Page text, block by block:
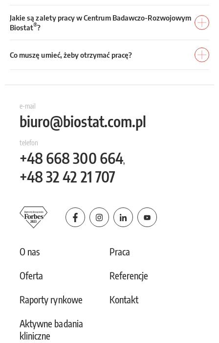
Jakie są zalety pracy w Centrum Badawczo-Rozwojowym
Biostat®?
Co muszę umieć, żeby otrzymać pracę?
e-mail
biuro@biostat.com.pl
telefon
+48 668 300 664,
+4832 42 21 707
O nas
Oferta
Raporty rynkowe
Aktywne badania
kliniczne
Praca
Referencje
Kontakt